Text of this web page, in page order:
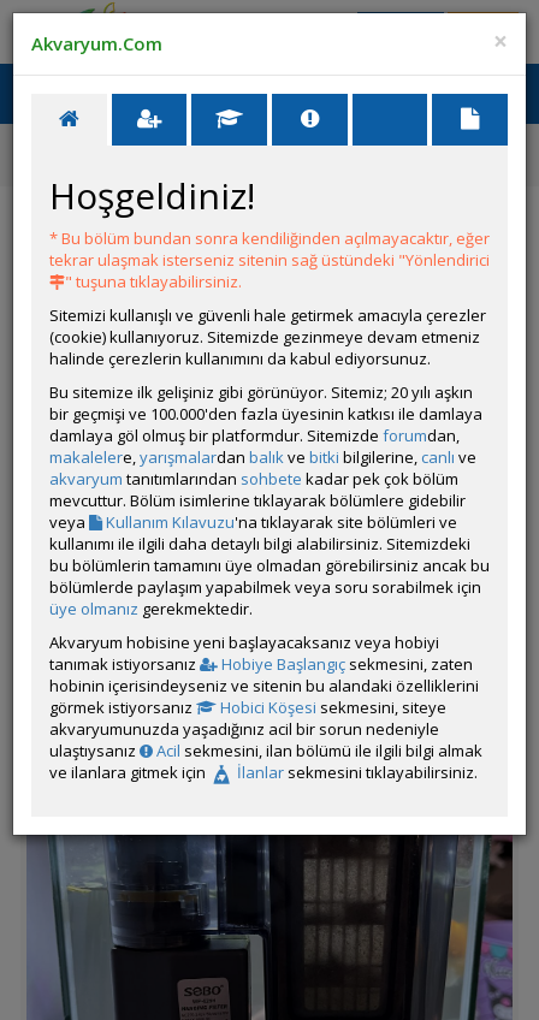
Ana Menü
Yeni Üye Forumu
Sobo Wp-628h Filtrasyon Malzemesi
YANIT YAZ
35mehmet35
Çevrim Dışı
Gönderim Zamanı:27 Haziran 2026 19:21
Herkese selamlar,
Sobo WP-628H şelale filtrem var. İçerisinden 1 adet kartuş
çıkıyor.
Kartuş yerine yada ekstra hangi filtrasyon malzemelerini
kullanabilirim? Malzeme dizilimi ve sıralaması nasıl olmalı?
Yardımcı olan arkadaşlara şimdiden teşekkür ediyorum.
×
Akvaryum.Com
Hoşgeldiniz!
* Bu bölüm bundan sonra kendiliğinden açılmayacaktır, eğer
tekrar ulaşmak isterseniz sitenin sağ üstündeki "Yönlendirici
" tuşuna tıklayabilirsiniz.
Sitemizi kullanışlı ve güvenli hale getirmek amacıyla çerezler
(cookie) kullanıyoruz. Sitemizde gezinmeye devam etmeniz
halinde çerezlerin kullanımını da kabul ediyorsunuz.
Bu sitemize ilk gelişiniz gibi görünüyor. Sitemiz; 20 yılı aşkın
bir geçmişi ve 100.000'den fazla üyesinin katkısı ile damlaya
damlaya göl olmuş bir platformdur. Sitemizde forumdan,
makalelere,yarışmalardan balıkve bitki bilgilerine, canlı ve
akvaryum tanıtımlarından sohbete kadar pek çok bölüm
mevcuttur. Bölüm isimlerine tıklayarak bölümlere gidebilir
veya
Kullanım Kılavuzu'na tıklayarak site bölümleri ve
kullanımı ile ilgili daha detaylı bilgi alabilirsiniz. Sitemizdeki
bu bölümlerin tamamını üye olmadan görebilirsiniz ancak bu
bölümlerde paylaşım yapabilmek veya soru sorabilmek için
üye olmanız gerekmektedir.
Akvaryum hobisine yeni başlayacaksanız veya hobiyi
tanımak istiyorsanız
Hobiye Başlangıç sekmesini, zaten
hobinin içerisindeyseniz ve sitenin bu alandaki özelliklerini
görmek istiyorsanız
Hobici Köşesi sekmesini, siteye
akvaryumunuzda yaşadığınız acil bir sorun nedeniyle
ulaştıysanız
Acil sekmesini, ilan bölümü ile ilgili bilgi almak
ve ilanlara gitmek için
İlanlar sekmesini tıklayabilirsiniz.